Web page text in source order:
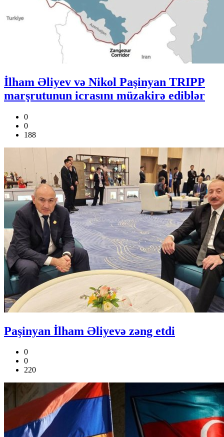
İlham Əliyev və Nikol Paşinyan TRIPP
marşrutunun icrasını müzakirə ediblər
0
0
188
Paşinyan İlham Əliyevə zəng etdi
0
0
220